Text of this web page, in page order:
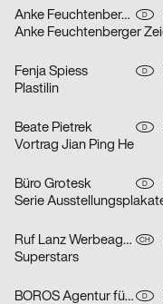
Anke Feuchtenberger D
Fenja Spiess D
Plastilin
Beate Pietrek D
Vortrag Jian Ping He
Büro Grotesk D
Ruf Lanz Werbeagentur AG CH
Superstars
BOROS Agentur für Kommunikation D